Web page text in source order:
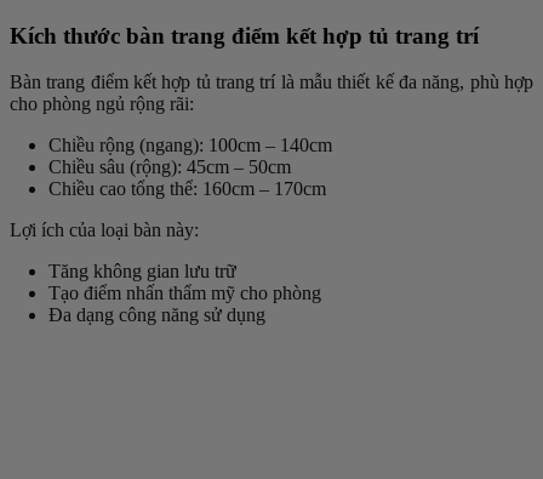
Kích thước bàn trang điểm kết hợp tủ trang trí
Bàn trang điểm kết hợp tủ trang trí là mẫu thiết kế đa năng, phù hợp
cho phòng ngủ rộng rãi:
Chiều rộng (ngang): 100cm – 140cm
Chiều sâu (rộng): 45cm – 50cm
Chiều cao tổng thể: 160cm – 170cm
Lợi ích của loại bàn này:
Tăng không gian lưu trữ
Tạo điểm nhấn thẩm mỹ cho phòng
Đa dạng công năng sử dụng